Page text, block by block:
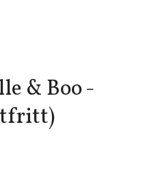
& Boo -